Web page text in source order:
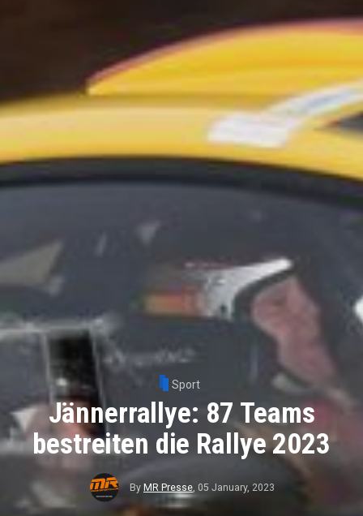
Sport
Jännerrallye: 87 Teams
bestreiten die Rallye 2023
By MR Presse, 05 January, 2023